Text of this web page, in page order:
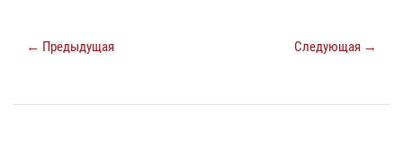
← Предыдущая Следующая →